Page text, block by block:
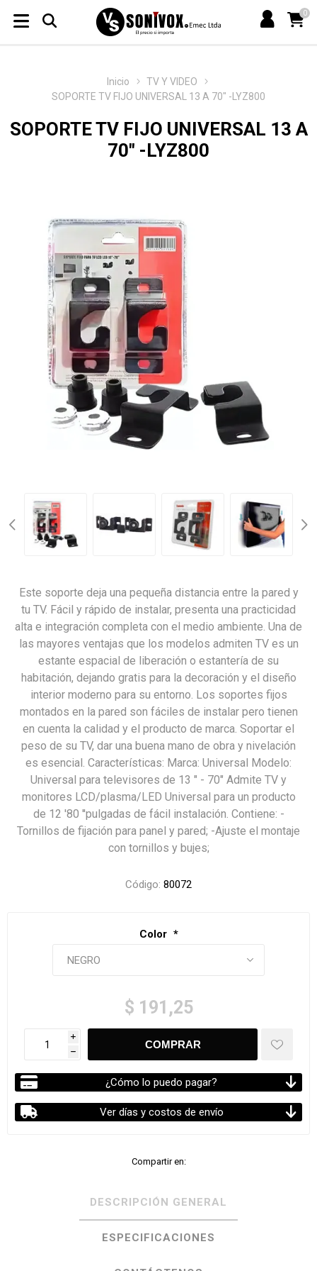
0
Inicio
TV Y VIDEO
SOPORTE TV FIJO UNIVERSAL 13 A 70" -LYZ800
SOPORTE TV FIJO UNIVERSAL 13 A
70" -LYZ800
Este soporte deja una pequeña distancia entre la pared y
tu TV. Fácil y rápido de instalar, presenta una practicidad
alta e integración completa con el medio ambiente. Una de
las mayores ventajas que los modelos admiten TV es un
estante espacial de liberación o estantería de su
habitación, dejando gratis para la decoración y el diseño
interior moderno para su entorno. Los soportes fijos
montados en la pared son fáciles de instalar pero tienen
en cuenta la calidad y el producto de marca. Soportar el
peso de su TV, dar una buena mano de obra y nivelación
es esencial. Características: Marca: Universal Modelo:
Universal para televisores de 13 " - 70" Admite TV y
monitores LCD/plasma/LED Universal para un producto
de 12 '80 ''pulgadas de fácil instalación. Contiene: -
Tornillos de fijación para panel y pared; -Ajuste el montaje
con tornillos y bujes;
Código: 80072
Color *
$ 191,25
i
h
¿Cómo lo puedo pagar?
Ver días y costos de envío
Compartir en:
DESCRIPCIÓN GENERAL
ESPECIFICACIONES